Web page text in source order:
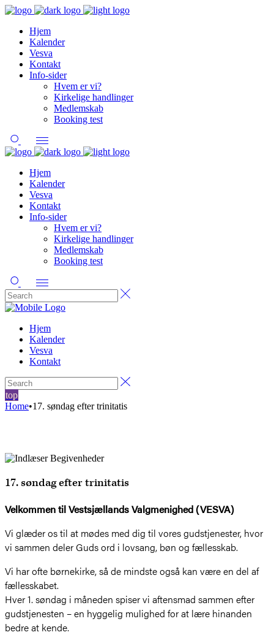
Hjem
Kalender
Vesva
Kontakt
Info-sider
Hvem er vi?
Kirkelige handlinger
Medlemskab
Booking test
Hjem
Kalender
Vesva
Kontakt
Info-sider
Hvem er vi?
Kirkelige handlinger
Medlemskab
Booking test
Hjem
Kalender
Vesva
Kontakt
top
Home•17. søndag efter trinitatis
17. søndag efter trinitatis
Velkommen til Vestsjællands Valgmenighed (VESVA)
Vi glæder os til at mødes med dig til vores gudstjenester, hvor
vi sammen deler Guds ord i lovsang, bøn og fællesskab.
Vi har ofte børnekirke, så de mindste også kan være en del af
fællesskabet.
Hver 1. søndag i måneden spiser vi aftensmad sammen efter
gudstjenesten – en hyggelig mulighed for at lære hinanden
bedre at kende.